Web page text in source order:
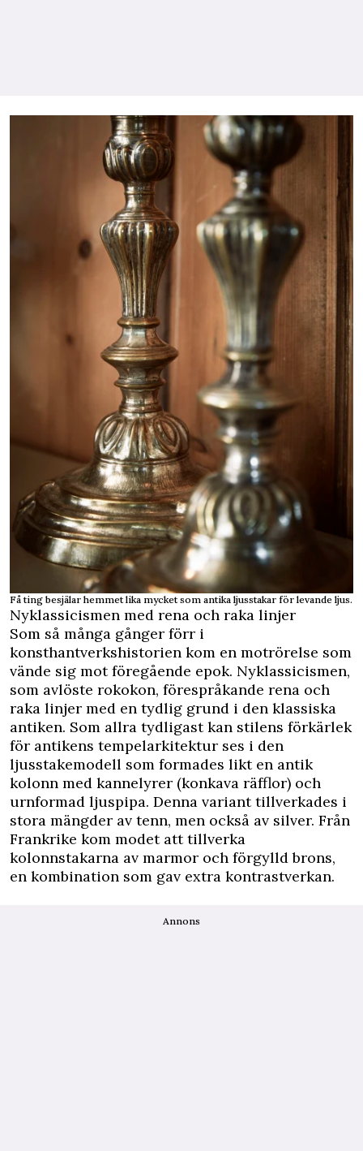
Få ting besjälar hemmet lika mycket som antika ljusstakar för levande ljus.
Nyklassicismen med rena och raka linjer
Som så många gånger förr i
konsthantverkshistorien kom en motrörelse som
vände sig mot föregående epok. Nyklassicismen,
som avlöste rokokon, förespråkande rena och
raka linjer med en tydlig grund i den klassiska
antiken. Som allra tydligast kan stilens förkärlek
för antikens tempelarkitektur ses i den
ljusstakemodell som formades likt en antik
kolonn med kannelyrer (konkava räfflor) och
urnformad ljuspipa. Denna variant tillverkades i
stora mängder av tenn, men också av silver. Från
Frankrike kom modet att tillverka
kolonnstakarna av marmor och förgylld brons,
en kombination som gav extra kontrastverkan.
Annons